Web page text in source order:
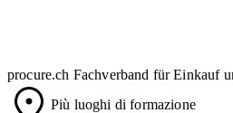
procure.ch Fachverband für Einkauf
Più luoghi di formazione